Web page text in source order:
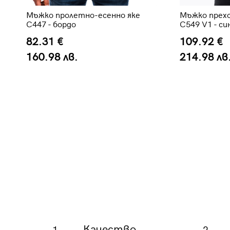
Мъжко пролетно-есенно яке
C447 - бордо
82.31 €
160.98 лв.
Мъжко
C549 V1 -
109.92 €
214.98 лв.